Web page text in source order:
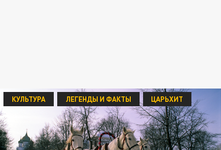
КУЛЬТУРА ЛЕГЕНДЫ И ФАКТЫ ЦАРЬХИТ